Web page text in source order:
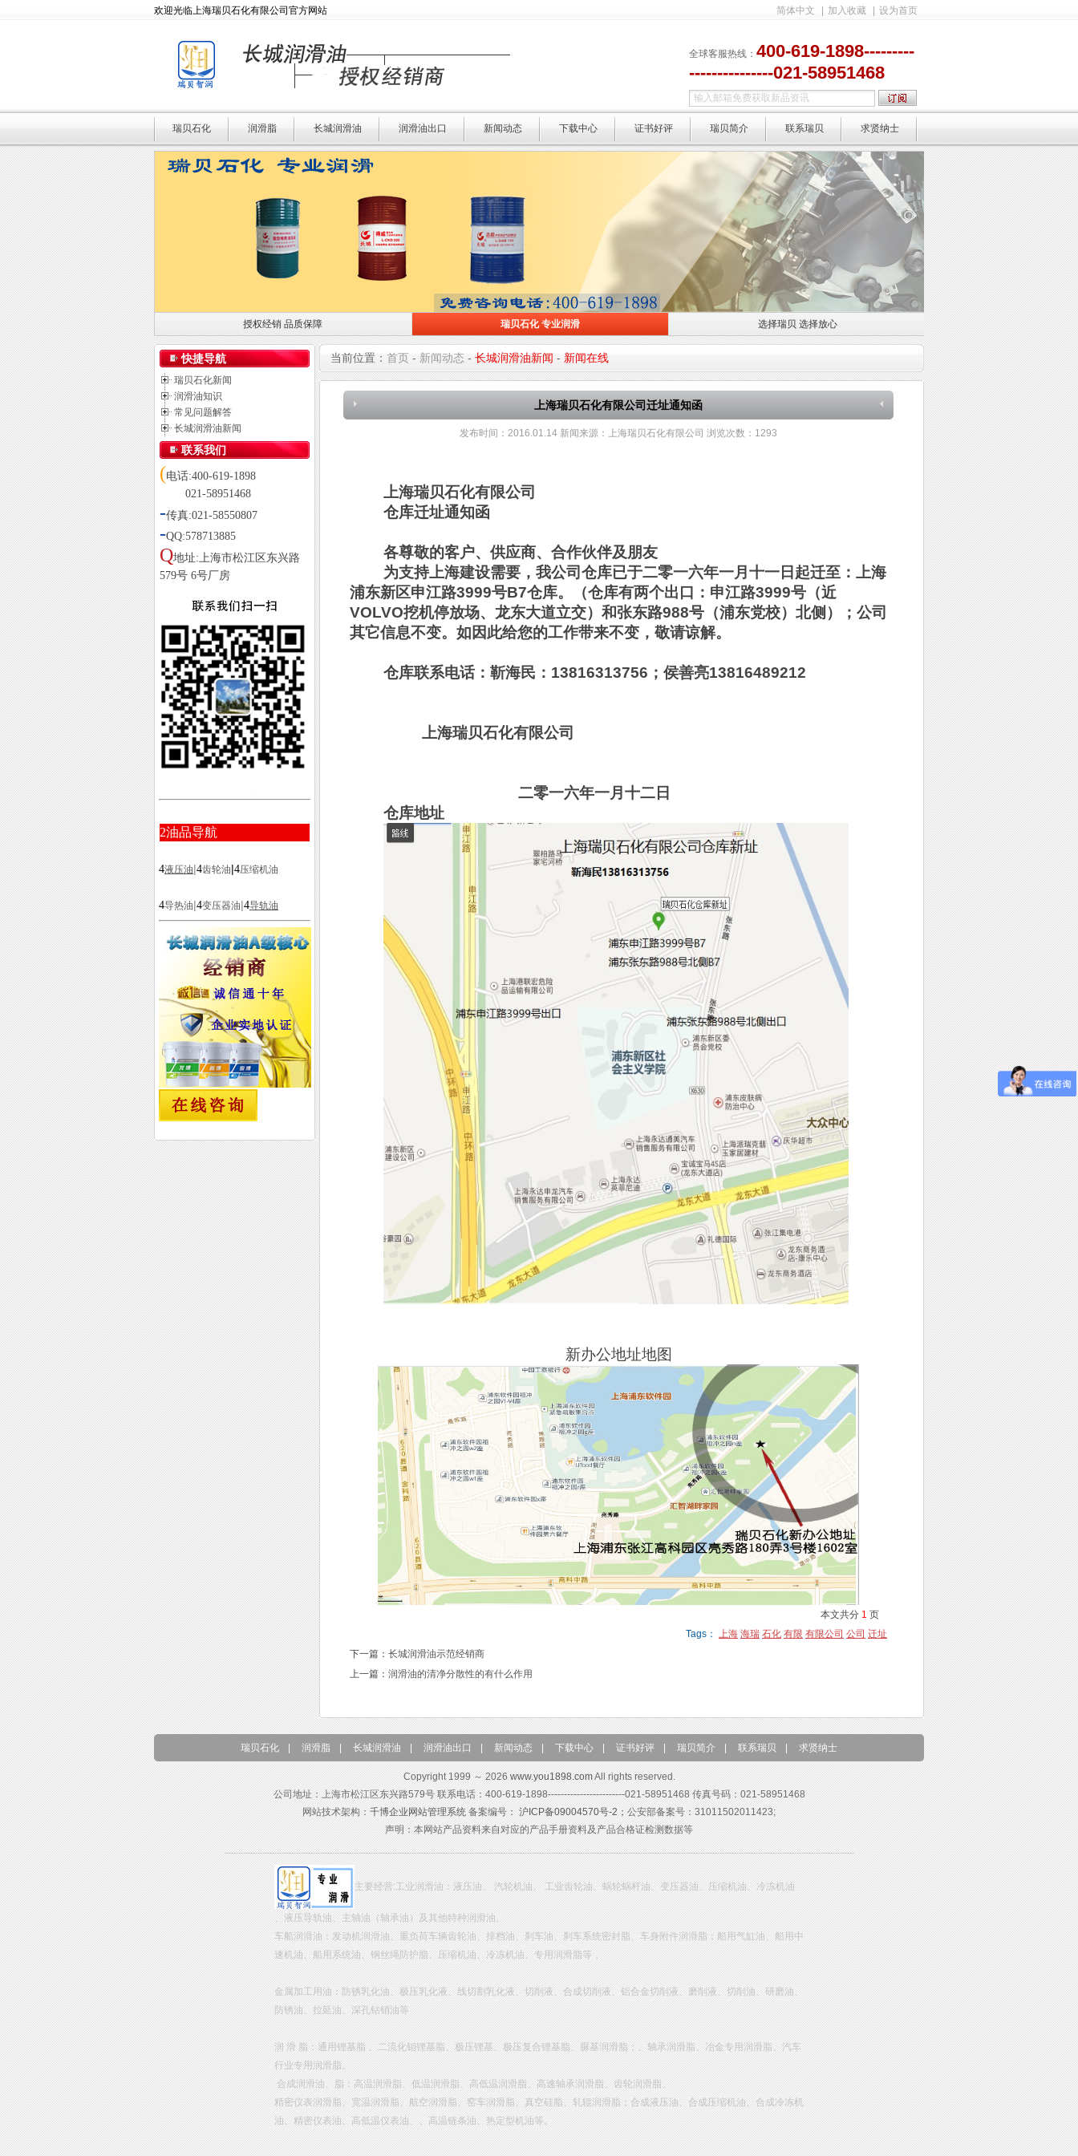
简体中文 加入收藏 设为首页
欢迎光临上海瑞贝石化有限公司官方网站
全球客服热线： 400-619-1898---------
---------------021-58951468
瑞贝石化 润滑脂 长城润滑油 润滑油出口 新闻动态 下载中心 证书好评 瑞贝简介 联系瑞贝 求贤纳士
授权经销 品质保障
授权经销 品质保障
瑞贝石化 专业润滑
瑞贝石化 专业润滑
选择瑞贝 选择放心
选择瑞贝 选择放心
快捷导航
瑞贝石化新闻
润滑油知识
常见问题解答
长城润滑油新闻
联系我们
(电话:400-619-1898
021-58951468
-传真:021-58550807
-QQ:578713885
Q地址:上海市松江区东兴路
579号 6号厂房
2油品导航
4液压油|4齿轮油|4压缩机油
4导热油|4变压器油|4导轨油
当前位置： 首页 - 新闻动态 - 长城润滑油新闻 - 新闻在线
上海瑞贝石化有限公司迁址通知函
发布时间： 2016.01.14 新闻来源： 上海瑞贝石化有限公司 浏览次数： 1293
上海瑞贝石化有限公司
仓库迁址通知函
各尊敬的客户、供应商、合作伙伴及朋友
为支持上海建设需要，我公司仓库已于二零一六年一月十一日起迁至：上海
浦东新区申江路3999号B7仓库。（仓库有两个出口：申江路3999号（近
VOLVO挖机停放场、龙东大道立交）和张东路988号（浦东党校）北侧）；公司
其它信息不变。如因此给您的工作带来不变，敬请谅解。
仓库联系电话：靳海民：13816313756；侯善亮13816489212
上海瑞贝石化有限公司
二零一六年一月十二日
仓库地址
新办公地址地图
本文共分 1 页
Tags： 上海 海瑞 石化 有限 有限公司 公司 迁址
下一篇： 长城润滑油示范经销商
上一篇： 润滑油的清净分散性的有什么作用
瑞贝石化 润滑脂 长城润滑油 润滑油出口 新闻动态 下载中心 证书好评 瑞贝简介 联系瑞贝 求贤纳士
Copyright 1999 ～ 2026www.you1898.comAll rights reserved.
公司地址：上海市松江区东兴路579号 联系电话：400-619-1898------------------------021-58951468 传真号码：021-58951468
网站技术架构：千博企业网站管理系统备案编号：沪ICP备09004570号-2；公安部备案号：31011502011423;
声明：本网站产品资料来自对应的产品手册资料及产品合格证检测数据等
主要经营:工业润滑油：液压油、 汽轮机油、 工业齿轮油、蜗轮蜗杆油、变压器油、压缩机油、冷冻机油
、液压导轨油、主轴油（轴承油）及其他特种润滑油。
车船润滑油：发动机润滑油、重负荷车辆齿轮油、排档油、刹车油、刹车系统密封脂、车身附件润滑脂；船用气缸油、船用中
速机油、船用系统油、钢丝绳防护脂、压缩机油、冷冻机油、专用润滑脂等，
金属加工用油：防锈乳化油、极压乳化液、线切割乳化液、切削液、合成切削液、铝合金切削液、磨削液、切削油、研磨油、
防锈油、拉延油、深孔钻销油等
润 滑 脂：通用锂基脂 、二流化钼锂基脂、极压锂基、极压复合锂基脂、脲基润滑脂；、轴承润滑脂、冶金专用润滑脂、汽车
行业专用润滑脂。
合成润滑油、脂：高温润滑脂、低温润滑脂、高低温润滑脂、高速轴承润滑脂、齿轮润滑脂、
精密仪表润滑脂、宽温润滑脂、航空润滑脂、窑车润滑脂、真空硅脂、轧辊润滑脂；合成液压油、合成压缩机油、合成冷冻机
油、精密仪表油、高低温仪表油、、高温链条油、热定型机油等。